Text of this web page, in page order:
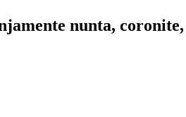
nunta,